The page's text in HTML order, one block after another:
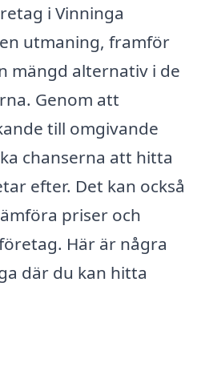
i Vinninga
utmaning, framför
mängd alternativ i de
Genom att
till omgivande
chanserna att hitta
efter. Det kan också
priser och
Här är några
där du kan hitta